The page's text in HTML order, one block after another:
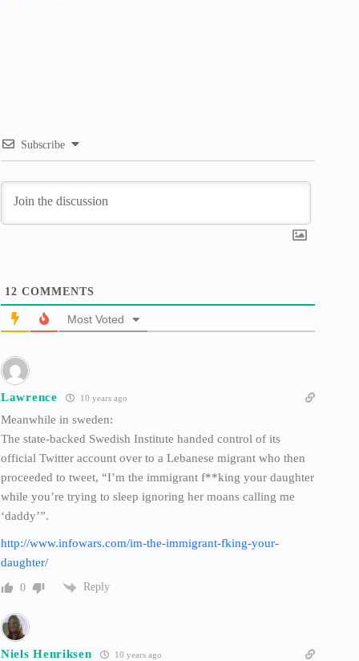
Subscribe
12 COMMENTS
Most Voted
Lawrence 10 years ago
Meanwhile in sweden:
The state-backed Swedish Institute handed control of its
official Twitter account over to a Lebanese migrant who then
proceeded to tweet, “I’m the immigrant f**king your daughter
while you’re trying to sleep ignoring her moans calling me
‘daddy’”.
http://www.infowars.com/im-the-immigrant-fking-your-
daughter/
0 Reply
Niels Henriksen 10 years ago